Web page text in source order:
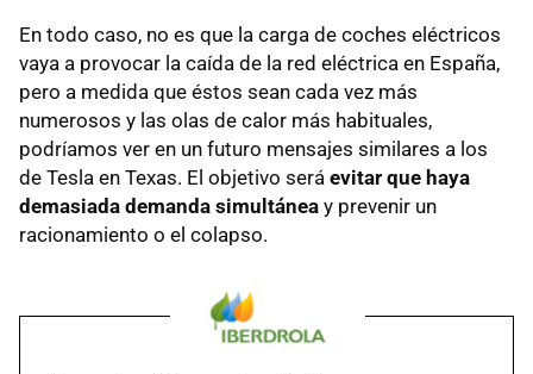
En todo caso, no es que la carga de coches eléctricos
vaya a provocar la caída de la red eléctrica en España,
pero a medida que éstos sean cada vez más
numerosos y las olas de calor más habituales,
podríamos ver en un futuro mensajes similares a los
de Tesla en Texas. El objetivo será evitar que haya
demasiada demanda simultánea y prevenir un
racionamiento o el colapso.